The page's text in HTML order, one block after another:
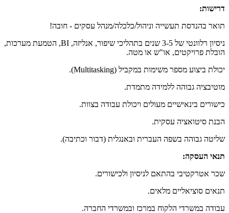
דרישות:
תואר בהנדסת תעשייה וניהול/כלכלה/מנהל עסקים - חובה!
ניסיון רלוונטי של 3-5 שנים בתהליכי שיפור, אנליזה, BI, הטמעת מערכות,
הובלת פרויקטים, או"ש או מטה.
יכולת ביצוע מספר משימות במקביל (Multitasking).
מוטיבציה גבוהה ללמידה מתמדת.
כישורים בינאישיים מעולים ויכולת עבודה בצוות.
הבנת סיטואציה עסקית.
שליטה גבוהה בשפה העברית ובאנגלית (דבור וכתיבה).
תנאי העסקה:
שכר אטרקטיבי בהתאם לניסיון ולכישורים.
תנאים סוציאליים מלאים.
עבודה במשרדי הלקוח במרכז ובמשרדי החברה.